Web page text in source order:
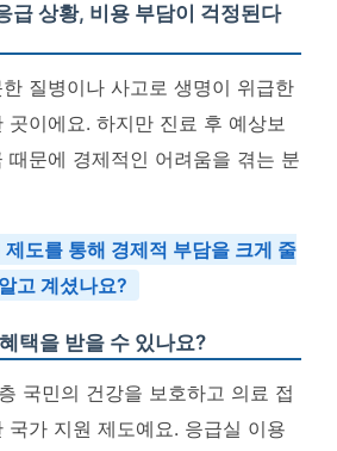
급 상황, 비용 부담이 걱정된다
질병이나 사고로 생명이 위급한
곳이에요. 하지만 진료 후 예상보
때문에 경제적인 어려움을 겪는 분
제도를 통해 경제적 부담을 크게 줄
고 계셨나요?
택을 받을 수 있나요?
국민의 건강을 보호하고 의료 접
국가 지원 제도예요. 응급실 이용